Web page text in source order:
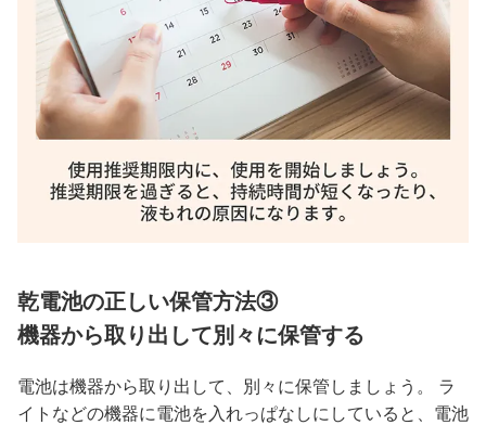
乾電池の正しい保管方法③
機器から取り出して別々に保管する
電池は機器から取り出して、別々に保管しましょう。 ラ
イトなどの機器に電池を入れっぱなしにしていると、電池